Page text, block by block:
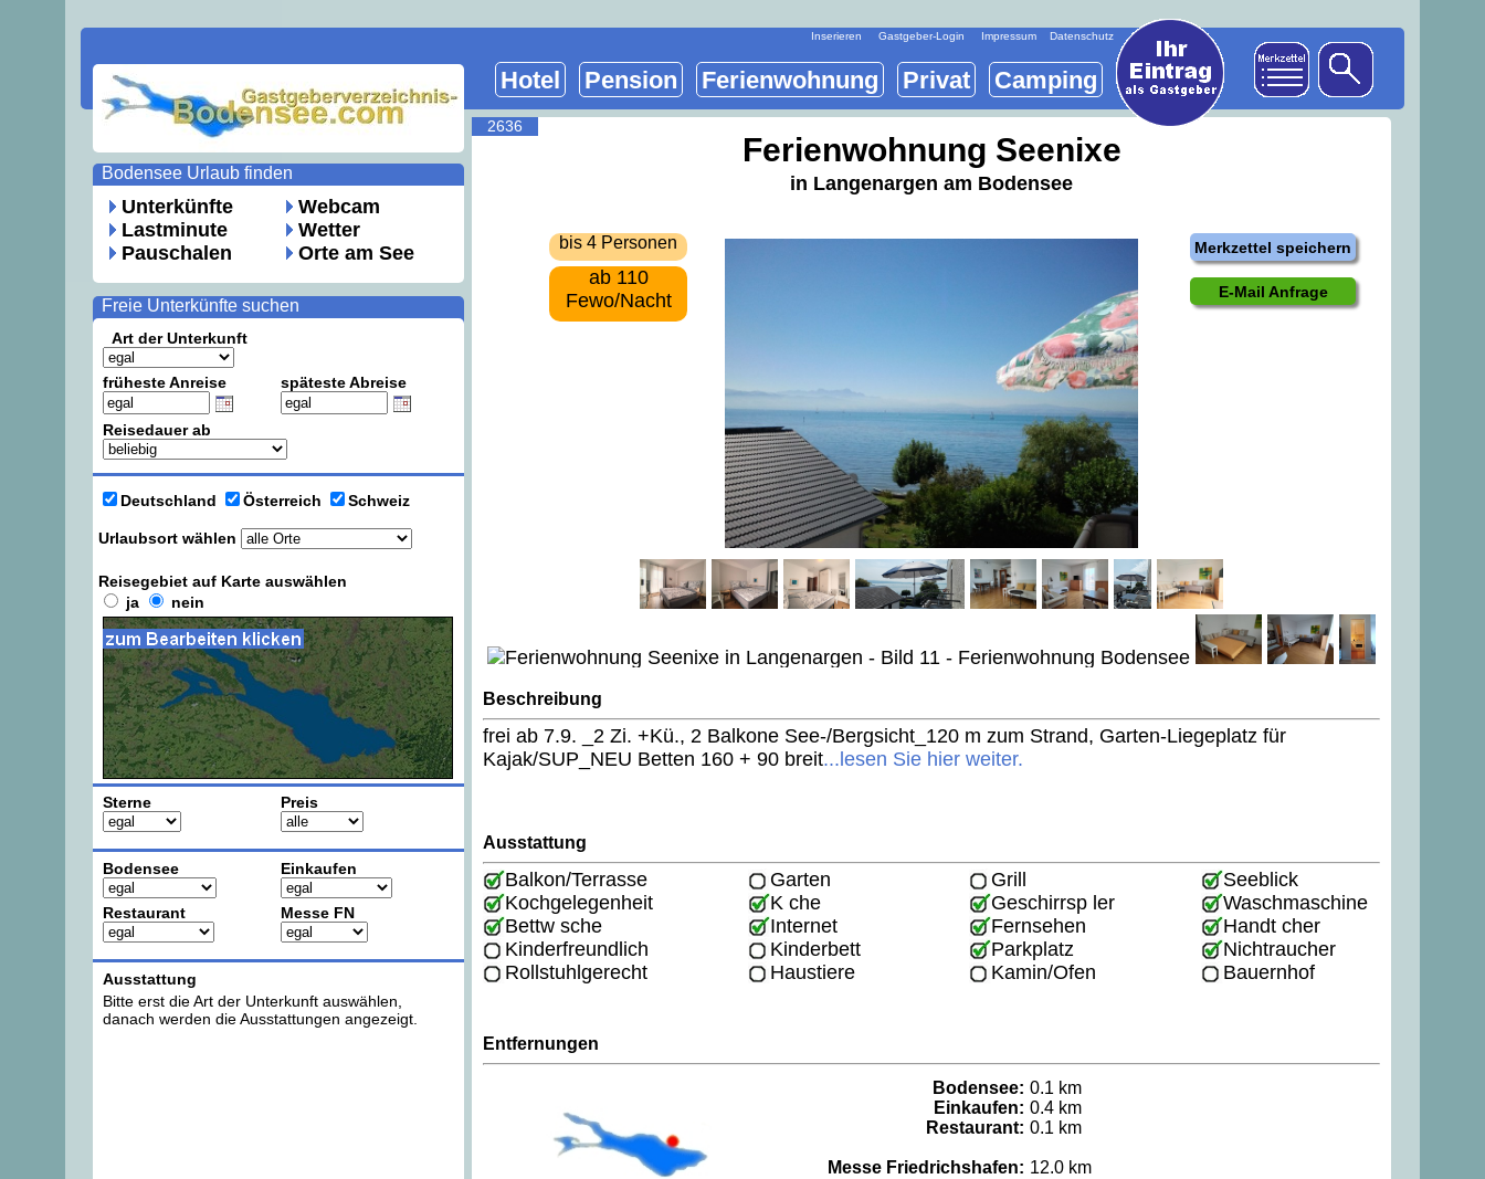
Unterkünfte
Lastminute
Pauschalen
Webcam
Wetter
Orte am See
Bodensee Urlaub finden
Art der Unterkunft
früheste Anreise späteste Abreise
Reisedauer ab
Urlaubsort wählen
Deutschland Österreich Schweiz
Reisegebiet auf Karte auswählen
ja
nein
Sterne Preis
Bodensee Einkaufen
Restaurant Messe FN
Ausstattung
Bitte erst die Art der Unterkunft auswählen,
danach werden die Ausstattungen angezeigt.
Freie Unterkünfte suchen
Hotel Pension Ferienwohnung Privat Camping
Ferienwohnung Seenixe
in Langenargen am Bodensee
ab 110
Fewo/Nacht
bis 4 Personen
2636
Beschreibung
frei ab 7.9. _2 Zi. +Kü., 2 Balkone See-/Bergsicht_120 m zum Strand, Garten-Liegeplatz für
Kajak/SUP_NEU Betten 160 + 90 breit...lesen Sie hier weiter.
Ausstattung
Balkon/Terrasse
Kochgelegenheit
Bettw sche
Kinderfreundlich
Rollstuhlgerecht
Garten
K che
Internet
Kinderbett
Haustiere
Grill
Geschirrsp ler
Fernsehen
Parkplatz
Kamin/Ofen
Seeblick
Waschmaschine
Handt cher
Nichtraucher
Bauernhof
Entfernungen
Bodensee:
Einkaufen:
Restaurant:
Messe Friedrichshafen:
0.1 km
0.4 km
0.1 km
12.0 km
Merkzettel speichern
E-Mail Anfrage
Inserieren Gastgeber-Login Impressum Datenschutz